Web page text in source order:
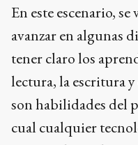
En este escenario,
avanzar en algunas
tener claro los
lectura, la escritura
son habilidades del
cual cualquier